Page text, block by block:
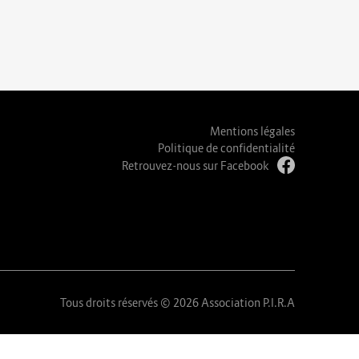
Mentions légales
Politique de confidentialité
Retrouvez-nous sur Facebook
Tous droits réservés © 2026 Association P.I.R.A